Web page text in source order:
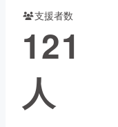
支援者数
121
人